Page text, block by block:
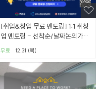
[취업&창업 무료 멘토링] 1:1 취창
업 멘토링 - 선착순/날짜논의가
능/온,오프라인 가능
12.31 (목)
무료